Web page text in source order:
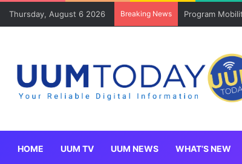
Thursday, August 6 2026 Breaking News Program
HOME UUM TV UUM NEWS WHAT’S NEW